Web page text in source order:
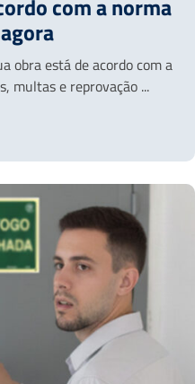
com a norma
obra está de acordo com a
multas e reprovação ...